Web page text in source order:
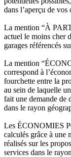
dans l’aperçu de vos
La mention “À
actuel le moins cher
garages référencés
La mention
correspond à
fourchette entre la
au sein de laquelle
fait une demande de
dans le rayon
Les ÉCONOMIES
calculés grâce à une
réalisés sur les
services dans le